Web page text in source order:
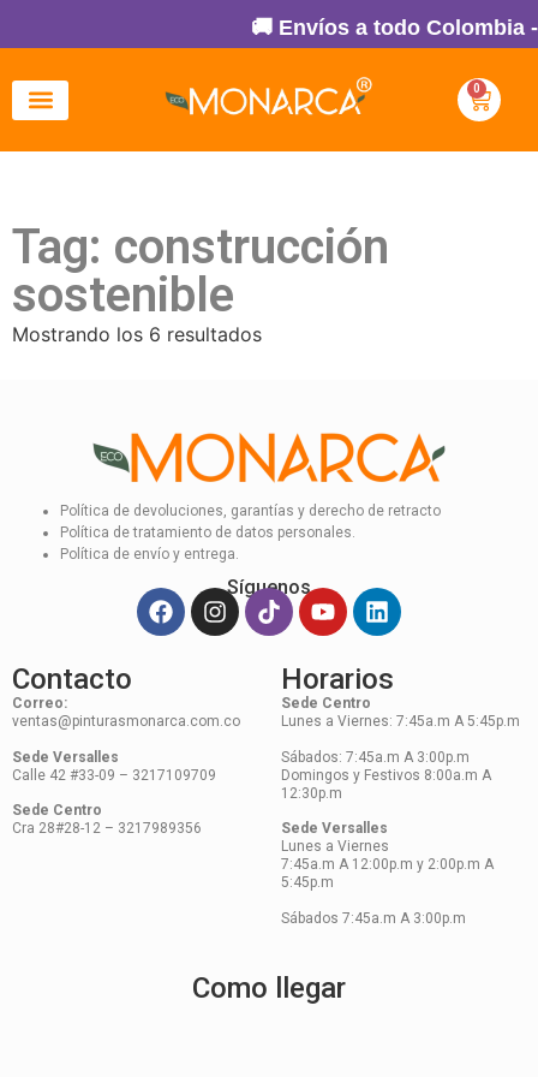
🚚 Envíos a todo Colombia
0
Tag: construcción
sostenible
Mostrando los 6 resultados
Política de devoluciones, garantías y derecho de retracto
Política de tratamiento de datos personales.
Política de envío y entrega.
Síguenos
Contacto
Correo:
ventas@pinturasmonarca.com.co
Sede Versalles
Calle 42 #33-09 – 3217109709
Sede Centro
Cra 28#28-12 – 3217989356
Horarios
Sede Centro
Lunes a Viernes: 7:45a.m A 5:45p.m
Sábados: 7:45a.m A 3:00p.m
Domingos y Festivos 8:00a.m A
12:30p.m
Sede Versalles
Lunes a Viernes
7:45a.m A 12:00p.m y 2:00p.m A
5:45p.m
Sábados 7:45a.m A 3:00p.m
Como llegar